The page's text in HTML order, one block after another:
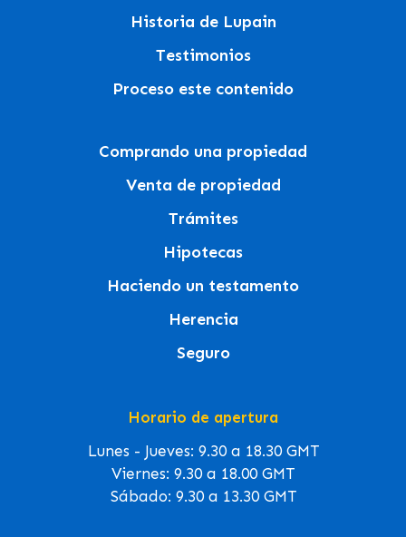
Historia de Lupain
Testimonios
Proceso este contenido
Comprando una propiedad
Venta de propiedad
Trámites
Hipotecas
Haciendo un testamento
Herencia
Seguro
Horario de apertura
Lunes - Jueves: 9.30 a 18.30 GMT
Viernes: 9.30 a 18.00 GMT
Sábado: 9.30 a 13.30 GMT